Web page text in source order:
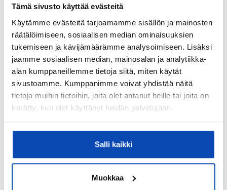
Tämä sivusto käyttää evästeitä
Käytämme evästeitä tarjoamamme sisällön ja mainosten
räätälöimiseen, sosiaalisen median ominaisuuksien
tukemiseen ja kävijämäärämme analysoimiseen. Lisäksi
jaamme sosiaalisen median, mainosalan ja analytiikka-
alan kumppaneillemme tietoja siitä, miten käytät
sivustoamme. Kumppanimme voivat yhdistää näitä
tietoja muihin tietoihin, joita olet antanut heille tai joita on
kerätty, kun olet käyttänyt heidän palvelujaan.
Salli kaikki
Muokkaa
sähköinen lattialämmitys.
Kohteen säilytystilat:
Kohteessa on satelliittiantenni:
Ei
Taloyhtiössä on antenni:
Ei
Kohde myydään kalustettuna: